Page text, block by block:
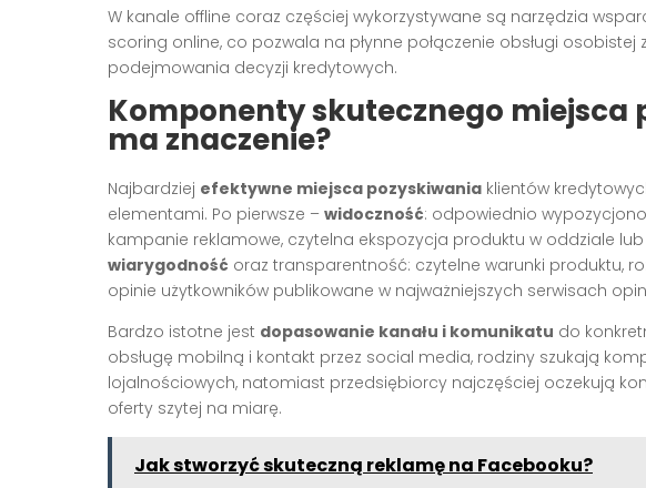
W kanale offline coraz częściej wykorzystywane są narzędzia
scoring online, co pozwala na płynne połączenie obsługi
podejmowania decyzji kredytowych.
Komponenty skutecznego miejsca
ma znaczenie?
Najbardziej efektywne miejsca pozyskiwania klientów
elementami. Po pierwsze – widoczność: odpowiednio
kampanie reklamowe, czytelna ekspozycja produktu w oddziale
wiarygodność oraz transparentność: czytelne warunki produktu,
opinie użytkowników publikowane w najważniejszych serwisach
Bardzo istotne jest dopasowanie kanału i komunikatu do
obsługę mobilną i kontakt przez social media, rodziny szukają
lojalnościowych, natomiast przedsiębiorcy najczęściej oczekują
oferty szytej na miarę.
Jak stworzyć skuteczną reklamę na Facebooku?